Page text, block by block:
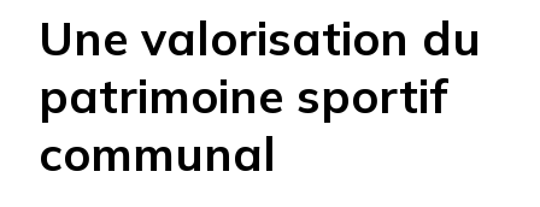
Une valorisation du
patrimoine sportif
communal